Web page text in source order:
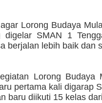
Lorong Budaya
digelar SMAN 1
berjalan lebih baik dan
Lorong Budaya
pertama kali digarap
baru diikuti 15 kelas